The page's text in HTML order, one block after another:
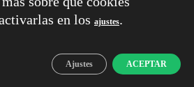
para cualquier otra finalidad que las
de seguidores en redes sociales para enviar
en los ajustes.
ACEPTAR
Ajustes